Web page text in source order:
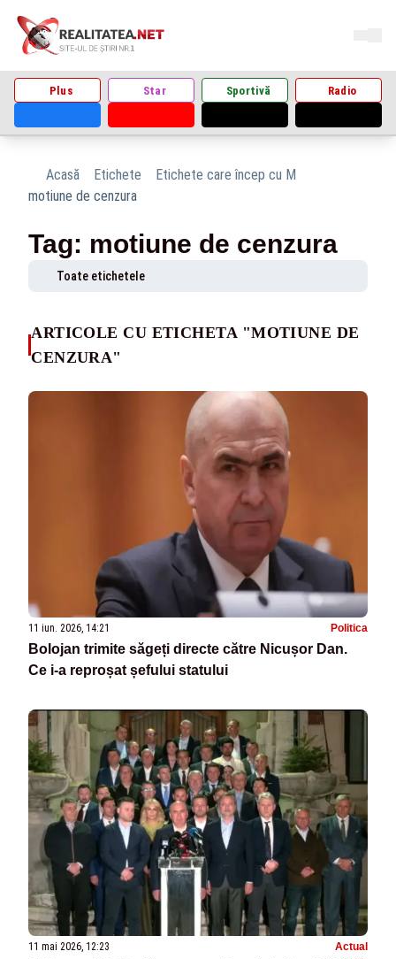
Plus Star Sportivă Radio
Acasă Etichete
Etichete care încep cu M
motiune de cenzura
Tag: motiune de cenzura
Toate etichetele
ARTICOLE CU ETICHETA "MOTIUNE DE
CENZURA"
11 iun. 2026, 14:21 Politica
Bolojan trimite săgeți directe către Nicușor Dan.
Ce i-a reproșat șefului statului
11 mai 2026, 12:23 Actual